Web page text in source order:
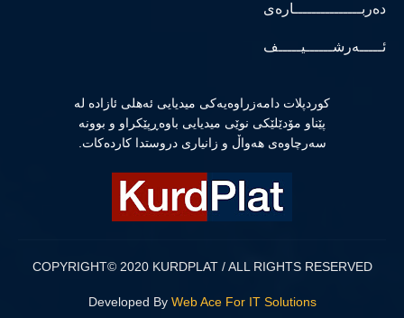
دەربـــــــــــــــارەی
ئـــــەرشــــــیـــــف
كوردپلات دامەزراوەیەكی میدیایی ئەهلی ئازادە لە
پێناو مۆدێلێكی نوێی میدیایی باوەڕپێكراو و بوونە
سەرچاوەی هەواڵ و زانیاری دروستدا كاردەكات.
COPYRIGHT© 2020 KURDPLAT / ALL RIGHTS RESERVED
Web Ace For IT Solutions
Developed By